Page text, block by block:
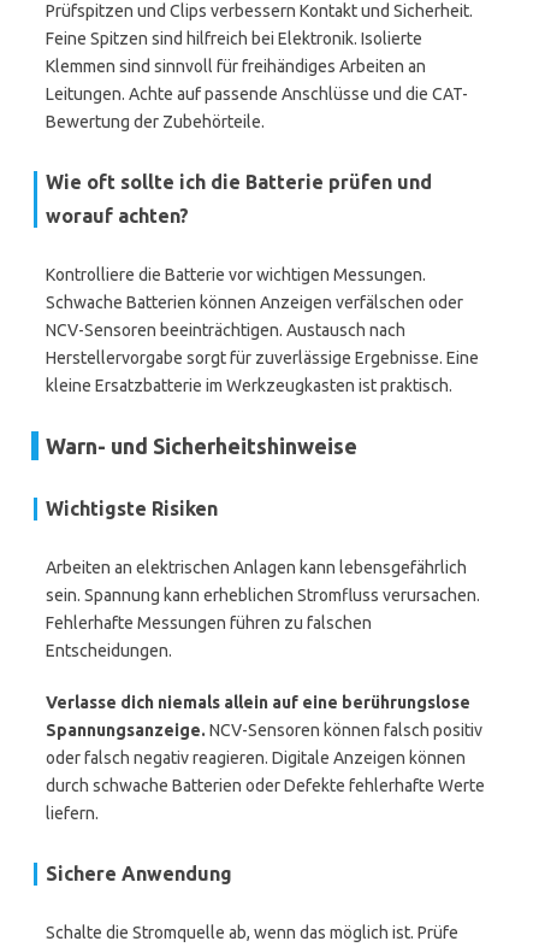
Prüfspitzen und Clips verbessern Kontakt und Sicherheit.
Feine Spitzen sind hilfreich bei Elektronik. Isolierte
Klemmen sind sinnvoll für freihändiges Arbeiten an
Leitungen. Achte auf passende Anschlüsse und die CAT-
Bewertung der Zubehörteile.
Wie oft sollte ich die Batterie prüfen und
worauf achten?
Kontrolliere die Batterie vor wichtigen Messungen.
Schwache Batterien können Anzeigen verfälschen oder
NCV-Sensoren beeinträchtigen. Austausch nach
Herstellervorgabe sorgt für zuverlässige Ergebnisse. Eine
kleine Ersatzbatterie im Werkzeugkasten ist praktisch.
Warn- und Sicherheitshinweise
Wichtigste Risiken
Arbeiten an elektrischen Anlagen kann lebensgefährlich
sein. Spannung kann erheblichen Stromfluss verursachen.
Fehlerhafte Messungen führen zu falschen
Entscheidungen.
Verlasse dich niemals allein auf eine berührungslose
Spannungsanzeige. NCV-Sensoren können falsch positiv
oder falsch negativ reagieren. Digitale Anzeigen können
durch schwache Batterien oder Defekte fehlerhafte Werte
liefern.
Sichere Anwendung
Schalte die Stromquelle ab, wenn das möglich ist. Prüfe